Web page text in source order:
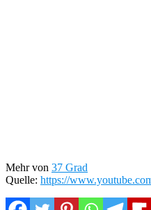
Mehr von 37 Grad
Quelle: https://